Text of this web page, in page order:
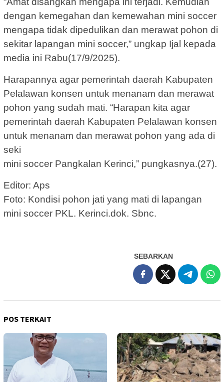
dengan kemegahan dan kemewahan mini soccer
mengapa tidak dipedulikan dan merawat pohon di
sekitar lapangan mini soccer,” ungkap Ijal kepada
media ini Rabu(17/9/2025).
Harapannya agar pemerintah daerah Kabupaten
Pelalawan konsen untuk menanam dan merawat
pohon yang sudah mati. “Harapan kita agar
pemerintah daerah Kabupaten Pelalawan konsen
untuk menanam dan merawat pohon yang ada di
seki
mini soccer Pangkalan Kerinci,” pungkasnya.(27).
Editor: Aps
Foto: Kondisi pohon jati yang mati di lapangan
mini soccer PKL. Kerinci.dok. Sbnc.
SEBARKAN
POS TERKAIT